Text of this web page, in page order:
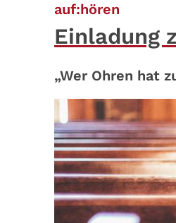
auf:hören
Einladung
„Wer Ohren hat